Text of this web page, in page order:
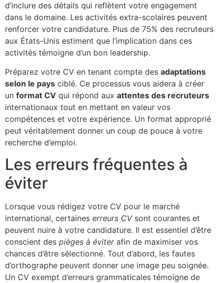
d’inclure des détails qui reflètent votre engagement
dans le domaine. Les activités extra-scolaires peuvent
renforcer votre candidature. Plus de 75% des recruteurs
aux États-Unis estiment que l’implication dans ces
activités témoigne d’un bon leadership.
Préparez votre CV en tenant compte des adaptations
selon le pays ciblé. Ce processus vous aidera à créer
un format CV qui répond aux attentes des recruteurs
internationaux tout en mettant en valeur vos
compétences et votre expérience. Un format approprié
peut véritablement donner un coup de pouce à votre
recherche d’emploi.
Les erreurs fréquentes à
éviter
Lorsque vous rédigez votre CV pour le marché
international, certaines erreurs CVsont courantes et
peuvent nuire à votre candidature. Il est essentiel d’être
conscient des pièges à éviterafin de maximiser vos
chances d’être sélectionné. Tout d’abord, les fautes
d’orthographe peuvent donner une image peu soignée.
Un CV exempt d’erreurs grammaticales témoigne de